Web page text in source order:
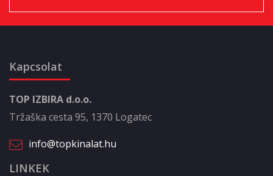
Kapcsolat
TOP IZBIRA d.o.o.
Tržaška cesta 95, 1370 Logatec
info@topkinalat.hu
LINKEK